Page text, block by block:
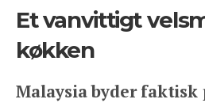
Et vanvittigt
køkken
Malaysia byder